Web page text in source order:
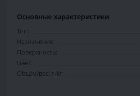
Основные характеристики
Тип:
Назначение:
Поверхность:
Цвет:
Объём/вес, л/кг: